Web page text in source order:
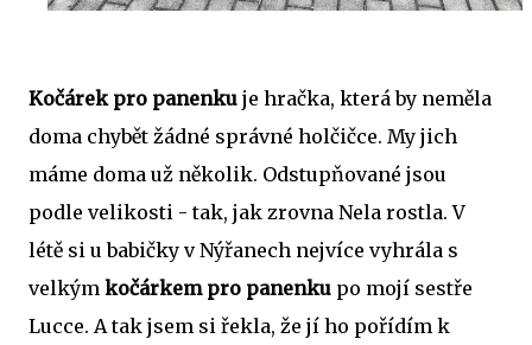
Kočárek pro panenku je hračka, která by neměla
doma chybět žádné správné holčičce. My jich
máme doma už několik. Odstupňované jsou
podle velikosti - tak, jak zrovna Nela rostla. V
létě si u babičky v Nýřanech nejvíce vyhrála s
velkým kočárkem pro panenku po mojí sestře
Lucce. A tak jsem si řekla, že jí ho pořídím k